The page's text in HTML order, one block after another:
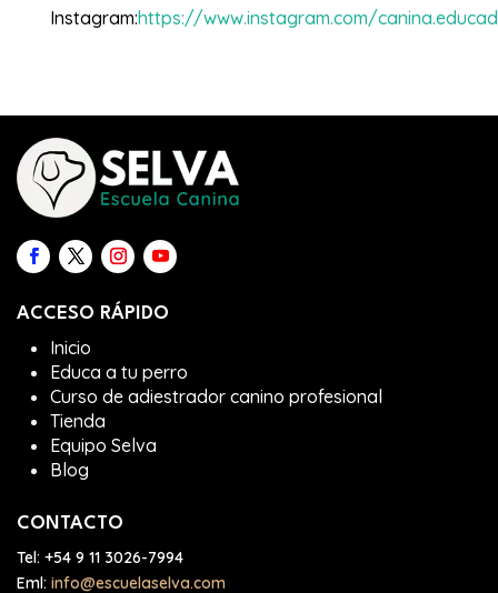
Instagram:https://www.instagram.com/
ACCESO RÁPIDO
Inicio
Educa a tu perro
Curso de adiestrador canino profesional
Tienda
Equipo Selva
Blog
CONTACTO
Tel: +54 9 11 3026-7994
Eml: info@escuelaselva.com